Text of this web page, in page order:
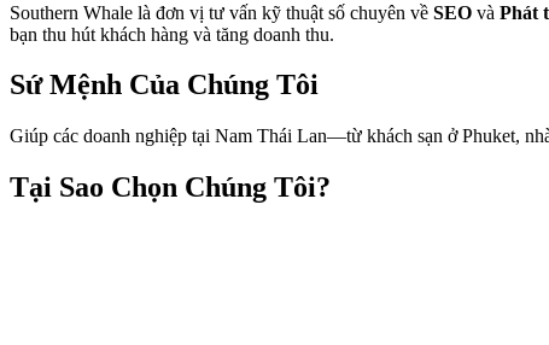
Southern Whale là đơn vị tư vấn kỹ thuật số chuyên về SEO và Phát
bạn thu hút khách hàng và tăng doanh thu.
Sứ Mệnh Của Chúng Tôi
Giúp các doanh nghiệp tại Nam Thái Lan—từ khách sạn ở Phuket,
Tại Sao Chọn Chúng Tôi?